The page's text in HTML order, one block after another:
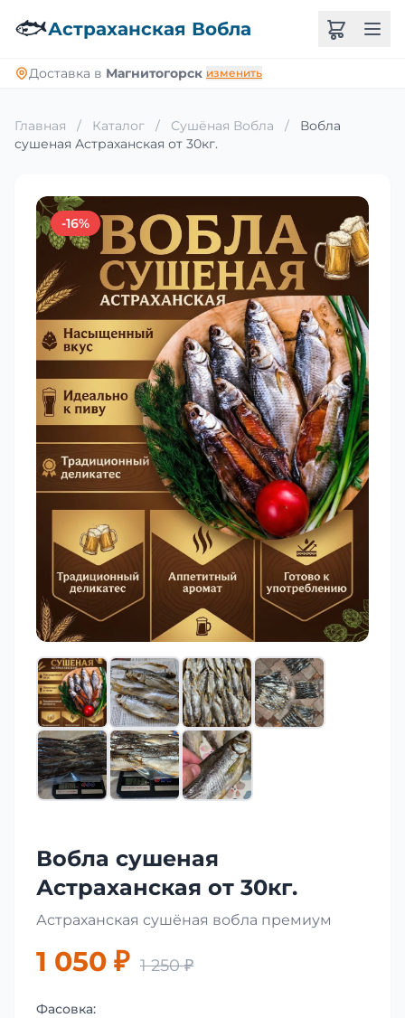
🐟Астраханская Вобла
Доставка в Магнитогорск изменить
Главная / Каталог / Сушёная Вобла /
Вобла
сушеная Астраханская от 30кг.
-16%
Вобла сушеная
Астраханская от 30кг.
Астраханская сушёная вобла премиум
1 050 ₽ 1 250 ₽
Фасовка: